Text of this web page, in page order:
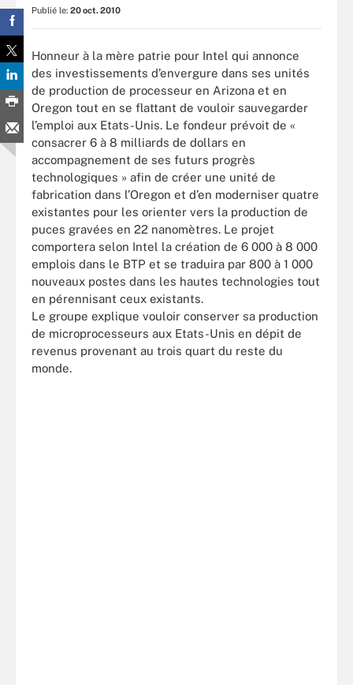
Publié le: 20 oct. 2010
Honneur à la mère patrie pour Intel qui annonce
des investissements d’envergure dans ses unités
de production de processeur en Arizona et en
Oregon tout en se flattant de vouloir sauvegarder
l’emploi aux Etats-Unis. Le fondeur prévoit de «
consacrer 6 à 8 milliards de dollars en
accompagnement de ses futurs progrès
technologiques » afin de créer une unité de
fabrication dans l’Oregon et d’en moderniser quatre
existantes pour les orienter vers la production de
puces gravées en 22 nanomètres. Le projet
comportera selon Intel la création de 6 000 à 8 000
emplois dans le BTP et se traduira par 800 à 1 000
nouveaux postes dans les hautes technologies tout
en pérennisant ceux existants.
Le groupe explique vouloir conserver sa production
de microprocesseurs aux Etats-Unis en dépit de
revenus provenant au trois quart du reste du
monde.